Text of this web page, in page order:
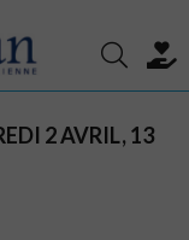
2 AVRIL, 13